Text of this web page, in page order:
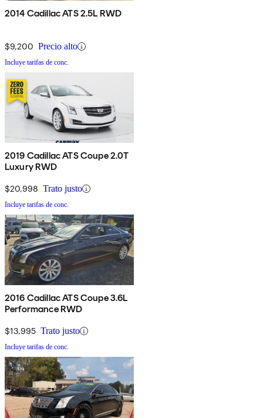
2014 Cadillac ATS 2.5L RWD
$9,200 Precio alto
Incluye tarifas de conc.
2019 Cadillac ATS Coupe 2.0T
Luxury RWD
$20,998 Trato justo
Incluye tarifas de conc.
2016 Cadillac ATS Coupe 3.6L
Performance RWD
$13,995 Trato justo
Incluye tarifas de conc.